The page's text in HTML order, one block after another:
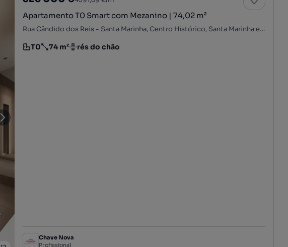
Apartamento T0 Smart com Mezanino | 74,02 m²
Rua Cândido dos Reis - Santa Marinha, Centro Histórico, Santa Marinha e São Pedro da Afurada, Vila Nova de Gaia, Porto
Tipologia
T0
Preço por metro quadrado
74 m²
Andar rés do chão
Chave Nova
Profissional